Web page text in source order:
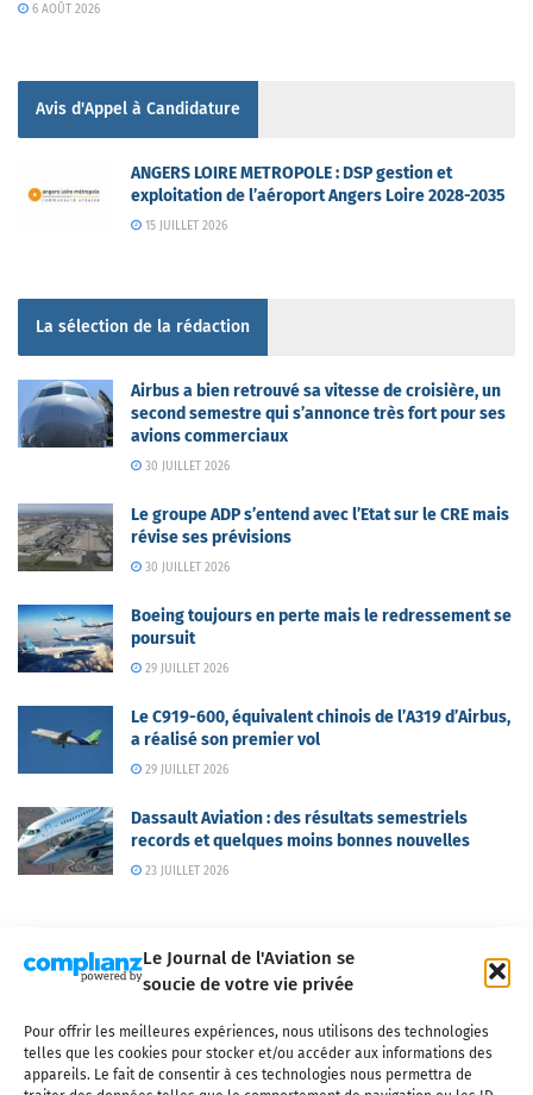
Le Journal de l'Aviation se
soucie de votre vie privée
Pour offrir les meilleures expériences, nous utilisons des technologies
telles que les cookies pour stocker et/ou accéder aux informations des
appareils. Le fait de consentir à ces technologies nous permettra de
6 AOÛT 2026
Avis d'Appel à Candidature
ANGERS LOIRE METROPOLE : DSP gestion et
exploitation de l’aéroport Angers Loire 2028-2035
15 JUILLET 2026
La sélection de la rédaction
Airbus a bien retrouvé sa vitesse de croisière, un
second semestre qui s’annonce très fort pour ses
avions commerciaux
30 JUILLET 2026
Le groupe ADP s’entend avec l’Etat sur le CRE mais
révise ses prévisions
30 JUILLET 2026
Boeing toujours en perte mais le redressement se
poursuit
29 JUILLET 2026
Le C919-600, équivalent chinois de l’A319 d’Airbus,
a réalisé son premier vol
29 JUILLET 2026
Dassault Aviation : des résultats semestriels
records et quelques moins bonnes nouvelles
23 JUILLET 2026
Qui sommes-nous ? Nous contacter
Partenaires
Mentions légales
CGV Politique de confidentialité Cookies